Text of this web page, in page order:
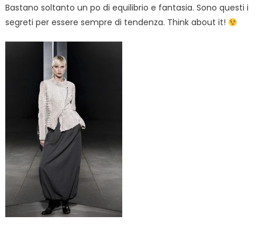
Bastano soltanto un po di equilibrio e fantasia. Sono questi i
segreti per essere sempre di tendenza. Think about it!